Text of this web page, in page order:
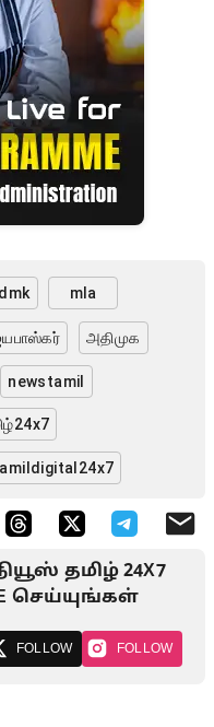
mla
அதிமுக
newstamil
தமிழ் 24X7
செய்யுங்கள்
FOLLOW FOLLOW